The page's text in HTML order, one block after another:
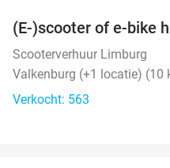
(E-)scooter of e-bike
Scooterverhuur Limburg
Valkenburg (+1 locatie) (10
Verkocht: 563